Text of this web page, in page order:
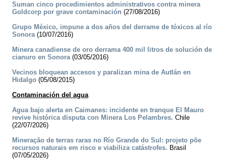
Suman cinco procedimientos administrativos contra minera
Goldcorp por grave contaminación (27/08/2016)
Grupo México, impune a dos años del derrame de tóxicos al río
Sonora(10/07/2016)
Minera canadiense de oro derrama 400 mil litros de solución de
cianuro en Sonora(03/05/2016)
Vecinos bloquean accesos y paralizan mina de Autlán en
Hidalgo (05/08/2015)
Contaminación del agua
Agua bajo alerta en Caimanes: incidente en tranque El Mauro
revive histórica disputa con Minera Los Pelambres. Chile
(22/07/2026)
Mineração de terras raras no Río Grande do Sul: projeto põe
recursos naturais em risco e viabiliza catástrofes. Brasil
(07/05/2026)